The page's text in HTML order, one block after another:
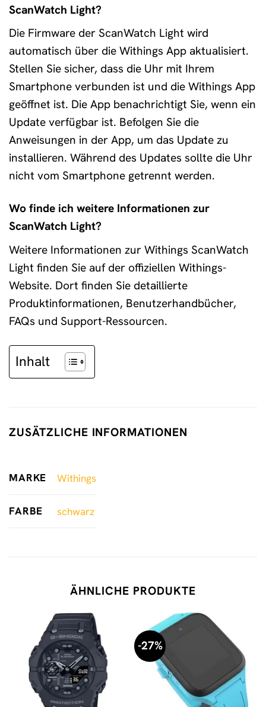
ScanWatch Light?
Die Firmware der ScanWatch Light wird
automatisch über die Withings App aktualisiert.
Stellen Sie sicher, dass die Uhr mit Ihrem
Smartphone verbunden ist und die Withings App
geöffnet ist. Die App benachrichtigt Sie, wenn ein
Update verfügbar ist. Befolgen Sie die
Anweisungen in der App, um das Update zu
installieren. Während des Updates sollte die Uhr
nicht vom Smartphone getrennt werden.
Wo finde ich weitere Informationen zur
ScanWatch Light?
Weitere Informationen zur Withings ScanWatch
Light finden Sie auf der offiziellen Withings-
Website. Dort finden Sie detaillierte
Produktinformationen, Benutzerhandbücher,
FAQs und Support-Ressourcen.
Inhalt
ZUSÄTZLICHE INFORMATIONEN
MARKE Withings
FARBE schwarz
ÄHNLICHE PRODUKTE
-27%